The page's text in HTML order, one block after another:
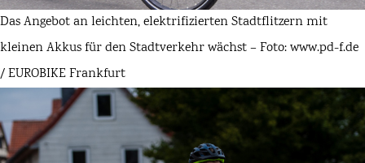
Das Angebot an leichten, elektrifizierten Stadtflitzern mit
kleinen Akkus für den Stadtverkehr wächst – Foto: www.pd-f.de
/ EUROBIKE Frankfurt